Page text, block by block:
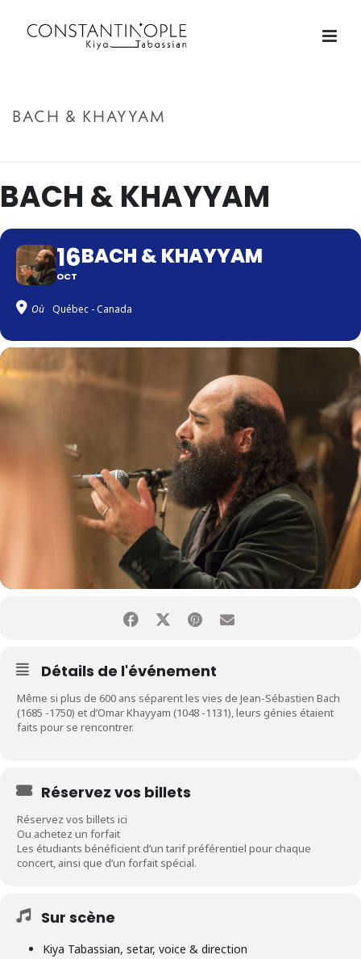
BACH & KHAYYAM
BACH & KHAYYAM
16
OCT
BACH & KHAYYAM
Où Québec - Canada
Détails de l'événement
Même si plus de 600 ans séparent les vies de Jean-Sébastien Bach
(1685 -1750) et d’Omar Khayyam (1048 -1131), leurs génies étaient
faits pour se rencontrer.
Réservez vos billets
Réservez vos billets ici
Ou achetez un forfait
Les étudiants bénéficient d’un tarif préférentiel pour chaque
concert, ainsi que d’un forfait spécial.
Sur scène
Kiya Tabassian, setar, voice & direction